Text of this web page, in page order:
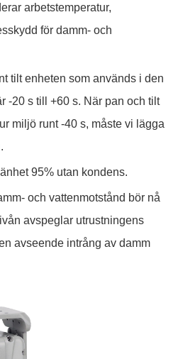
arbetstemperatur,
för damm- och
tilt enheten som används i den
-20 s till +60 s. När pan och tilt
miljö runt -40 s, måste vi lägga
95% utan kondens.
och vattenmotstånd bör nå
avspeglar utrustningens
avseende intrång av damm